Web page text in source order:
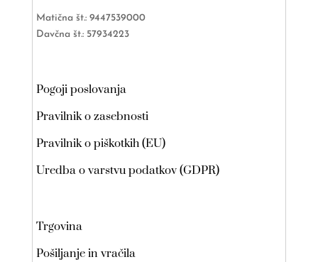
Matična št.: 9447539000
Davčna št.: 57934223
Pogoji poslovanja
Pravilnik o zasebnosti
Pravilnik o piškotkih (EU)
Uredba o varstvu podatkov (GDPR)
Trgovina
Pošiljanje in vračila